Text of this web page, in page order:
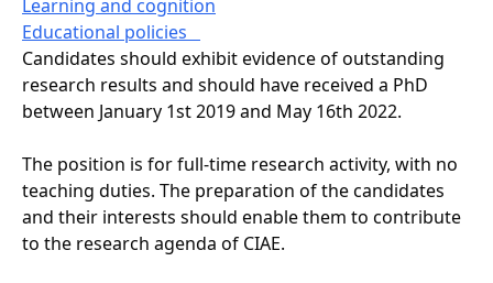
Learning and cognition
Educational policies
Candidates should exhibit evidence of outstanding
research results and should have received a PhD
between January 1st 2019 and May 16th 2022.
The position is for full-time research activity, with no
teaching duties. The preparation of the candidates
and their interests should enable them to contribute
to the research agenda of CIAE.